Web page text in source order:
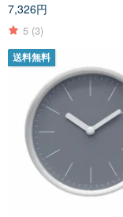
7,326円
5 (3)
送料無料